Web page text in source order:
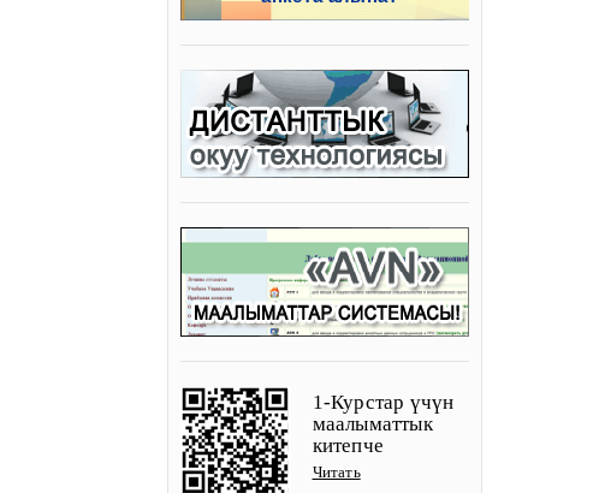
1-Курстар үчүн
маалыматтык
китепче
Читать